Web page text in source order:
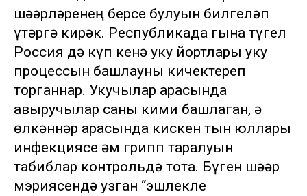
шәһәрләренең берсе булуын билгеләп
үтәргә кирәк. Республикада гына түгел
Россия дә күп кенә уку йортлары уку
процессын башлауны кичектереп
торганнар. Укучылар арасында
авыручылар саны кими башлаган, ә
өлкәннәр арасында кискен тын юллары
инфекциясе һәм грипп таралуын
табиблар контрольдә тота. Бүген шәһәр
мэриясендә узган “эшлекле